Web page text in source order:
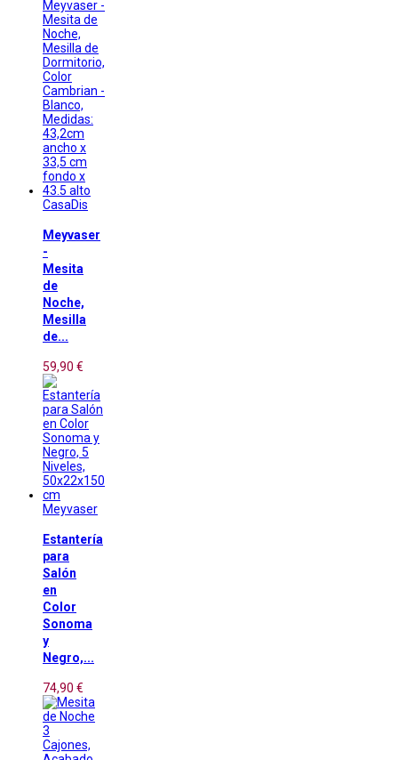
CasaDis
Meyvaser
-
Mesita
de
Noche,
Mesilla
de...
59,90 €
Meyvaser
Estantería
para
Salón
en
Color
Sonoma
y
Negro,...
74,90 €